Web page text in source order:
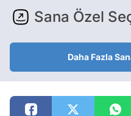
Sana Özel
Daha Fazla